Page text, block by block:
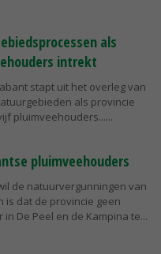
als
intrekt
stapt uit het overleg van
als provincie
pluimveehouders...
pluimveehouders
de natuurvergunningen van
is dat de provincie geen
De Peel en de Kampina te...